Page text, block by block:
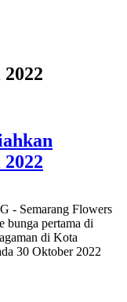
Semarang Flowers
bunga pertama di
di Kota
30 Oktober 2022